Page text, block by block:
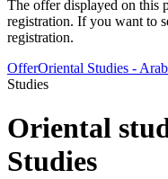
The offer displayed on this
registration. If you want to
registration.
OfferOriental Studies -
Studies
Oriental
Studies